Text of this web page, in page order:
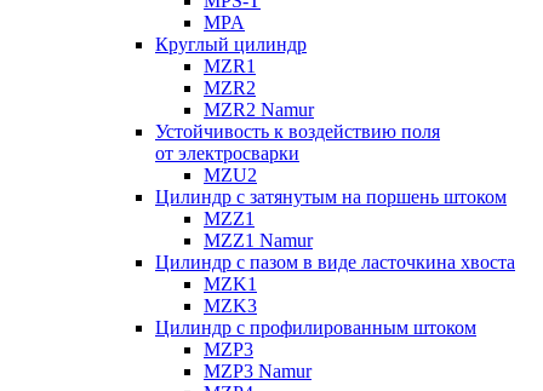
MPA
Круглый цилиндр
MZR1
MZR2
MZR2 Namur
Устойчивость к воздействию поля
от электросварки
MZU2
Цилиндр с затянутым на поршень штоком
MZZ1
MZZ1 Namur
Цилиндр с пазом в виде ласточкина хвоста
MZK1
MZK3
Цилиндр с профилированным штоком
MZP3
MZP3 Namur